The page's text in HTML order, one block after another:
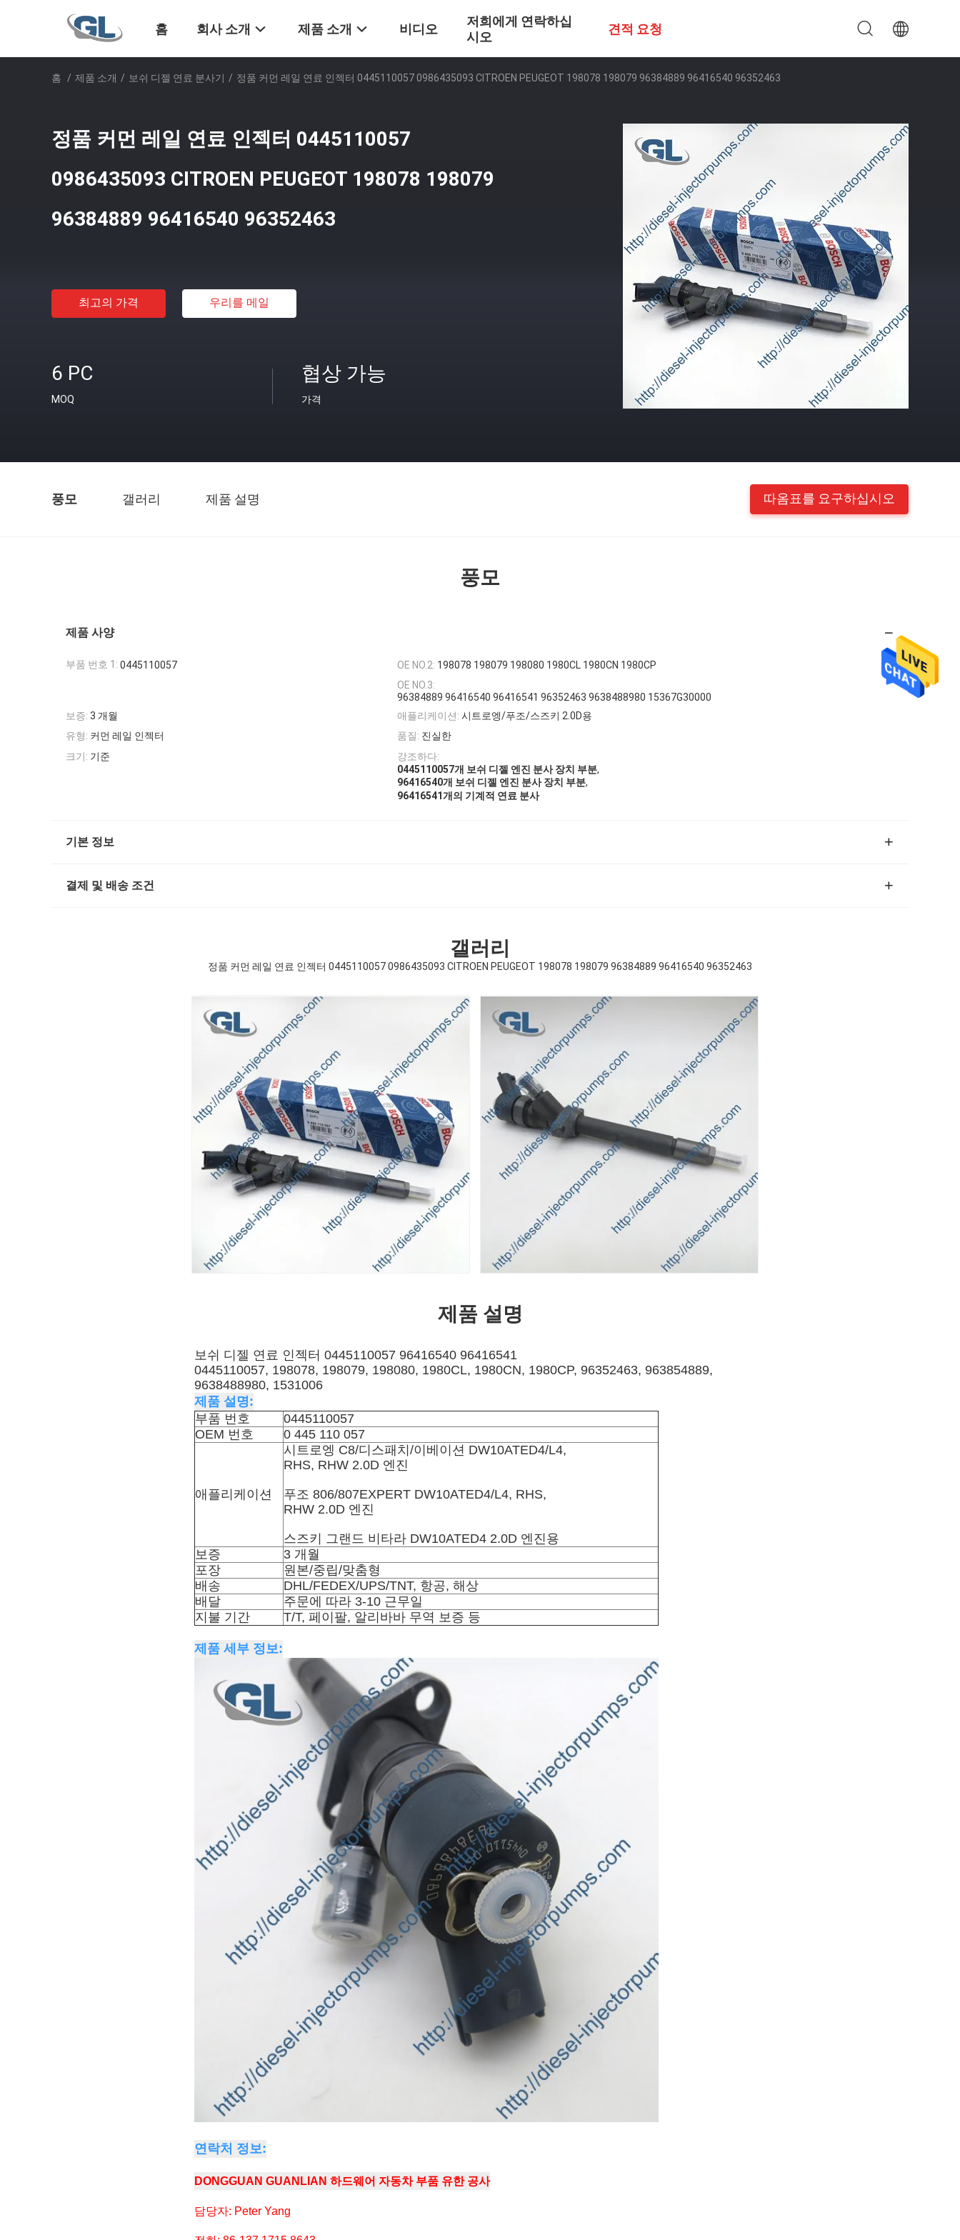
홈 회사 소개 제품 소개 비디오
저희에게 연락하십
시오
견적 요청
홈 / 제품 소개 / 보쉬 디젤 연료 분사기 / 정품 커먼 레일 연료 인젝터 0445110057 0986435093 CITROEN PEUGEOT 198078 198079 96384889 96416540 96352463
정품 커먼 레일 연료 인젝터 0445110057
0986435093 CITROEN PEUGEOT 198078 198079
96384889 96416540 96352463
최고의 가격 우리를 메일
6 PC
MOQ
협상 가능
가격
풍모 갤러리 제품 설명 따옴표를 요구하십시오
풍모
제품 사양
부품 번호 1: 0445110057 OE NO.2: 198078 198079 198080 1980CL 1980CN 1980CP
OE NO.3:
96384889 96416540 96416541 96352463 9638488980 15367G30000
보증: 3 개월 애플리케이션: 시트로엥/푸조/스즈키 2.0D용
유형: 커먼 레일 인젝터 품질: 진실한
크기: 기준
강조하다:
0445110057개 보쉬 디젤 엔진 분사 장치 부분,
96416540개 보쉬 디젤 엔진 분사 장치 부분,
96416541개의 기계적 연료 분사
기본 정보
결제 및 배송 조건
갤러리
정품 커먼 레일 연료 인젝터 0445110057 0986435093 CITROEN PEUGEOT 198078 198079 96384889 96416540 96352463
제품 설명
보쉬 디젤 연료 인젝터 0445110057 96416540 96416541
0445110057, 198078, 198079, 198080, 1980CL, 1980CN, 1980CP, 96352463, 963854889,
9638488980, 1531006
제품 설명:
부품 번호
0445110057
OEM 번호
0 445 110 057
애플리케이션
시트로엥 C8/디스패치/이베이션 DW10ATED4/L4,
RHS, RHW 2.0D 엔진
푸조 806/807EXPERT DW10ATED4/L4, RHS,
RHW 2.0D 엔진
스즈키 그랜드 비타라 DW10ATED4 2.0D 엔진용
보증
3 개월
포장
원본/중립/맞춤형
배송
DHL/FEDEX/UPS/TNT, 항공, 해상
배달
주문에 따라 3-10 근무일
지불 기간
T/T, 페이팔, 알리바바 무역 보증 등
제품 세부 정보:
연락처 정보:
DONGGUAN GUANLIAN 하드웨어 자동차 부품 유한 공사
담당자: Peter Yang